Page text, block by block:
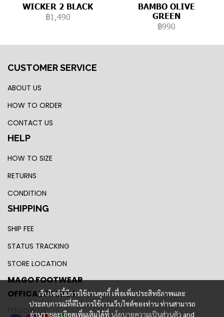
WICKER 2 BLACK
฿1,490
BAMBO OLIVE
GREEN
฿990
เว็บไซต์นี้มีการใช้งานคุกกี้ เพื่อเพิ่มประสิทธิภาพและ
ประสบการณ์ที่ดีในการใช้งานเว็บไซต์ของท่าน ท่านสามารถ
อ่านรายละเอียดเพิ่มเติมได้ที่ นโยบายความเป็นส่วนตัว and
CUSTOMER SERVICE
ABOUT US
HOW TO ORDER
CONTACT US
HELP
HOW TO SIZE
RETURNS
CONDITION
SHIPPING
SHIP FEE
STATUS TRACKING
STORE LOCATION
MAGO FOOTWEAR
OFFICAL STORE !
FOLLOW US